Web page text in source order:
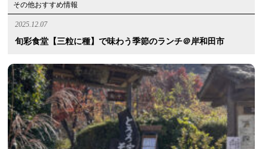
その他おすすめ情報
2025.12.07
旬彩食堂【三粒に種】で味わう季節のランチ＠岸和田市